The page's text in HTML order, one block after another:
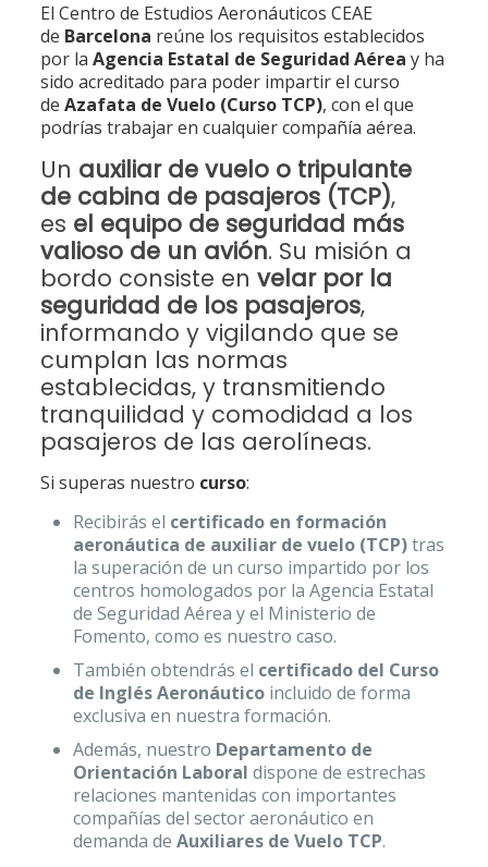
El Centro de Estudios Aeronáuticos CEAE
de Barcelona reúne los requisitos establecidos
por la Agencia Estatal de Seguridad Aérea y ha
sido acreditado para poder impartir el curso
de Azafata de Vuelo (Curso TCP), con el que
podrías trabajar en cualquier compañía aérea.
Un auxiliar de vuelo o tripulante
de cabina de pasajeros (TCP),
es el equipo de seguridad más
valioso de un avión. Su misión a
bordo consiste en velar por la
seguridad de los pasajeros,
informando y vigilando que se
cumplan las normas
establecidas, y transmitiendo
tranquilidad y comodidad a los
pasajeros de las aerolíneas.
Si superas nuestro curso:
Recibirás el certificado en formación
aeronáutica de auxiliar de vuelo (TCP)tras
la superación de un curso impartido por los
centros homologados por la Agencia Estatal
de Seguridad Aérea y el Ministerio de
Fomento, como es nuestro caso.
También obtendrás el certificado del Curso
de Inglés Aeronáutico incluido de forma
exclusiva en nuestra formación.
Además, nuestro Departamento de
Orientación Laboral dispone de estrechas
relaciones mantenidas con importantes
compañías del sector aeronáutico en
demanda de Auxiliares de Vuelo TCP.